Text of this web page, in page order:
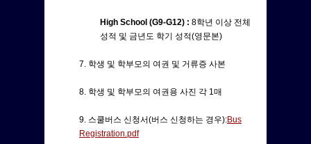
High School (G9-G12) : 8학년 이상 전체
성적 및 금년도 학기 성적(영문본)
7. 학생 및 학부모의 여권 및 거류증 사본
8. 학생 및 학부모의 여권용 사진 각 1매
9. 스쿨버스 신청서(버스 신청하는 경우):Bus
Registration.pdf